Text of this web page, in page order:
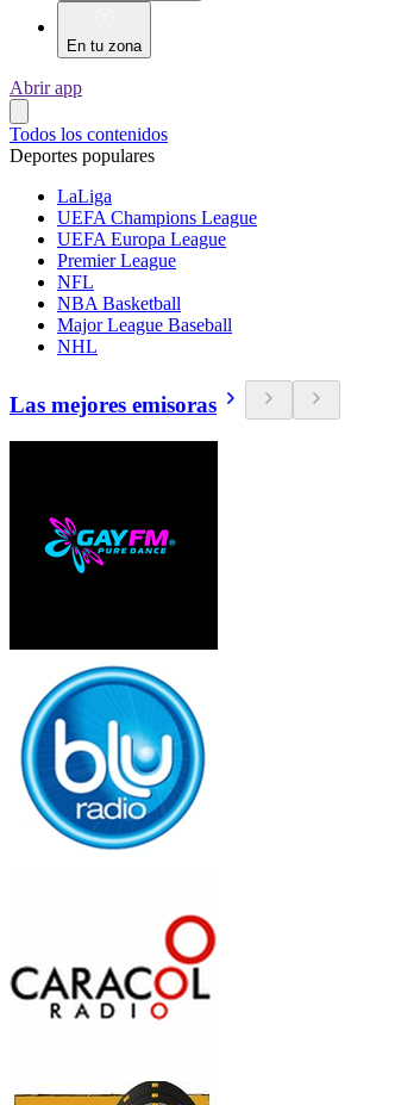
En tu zona
Abrir app
Todos los contenidos
Deportes populares
LaLiga
UEFA Champions League
UEFA Europa League
Premier League
NFL
NBA Basketball
Major League Baseball
NHL
Las mejores emisoras